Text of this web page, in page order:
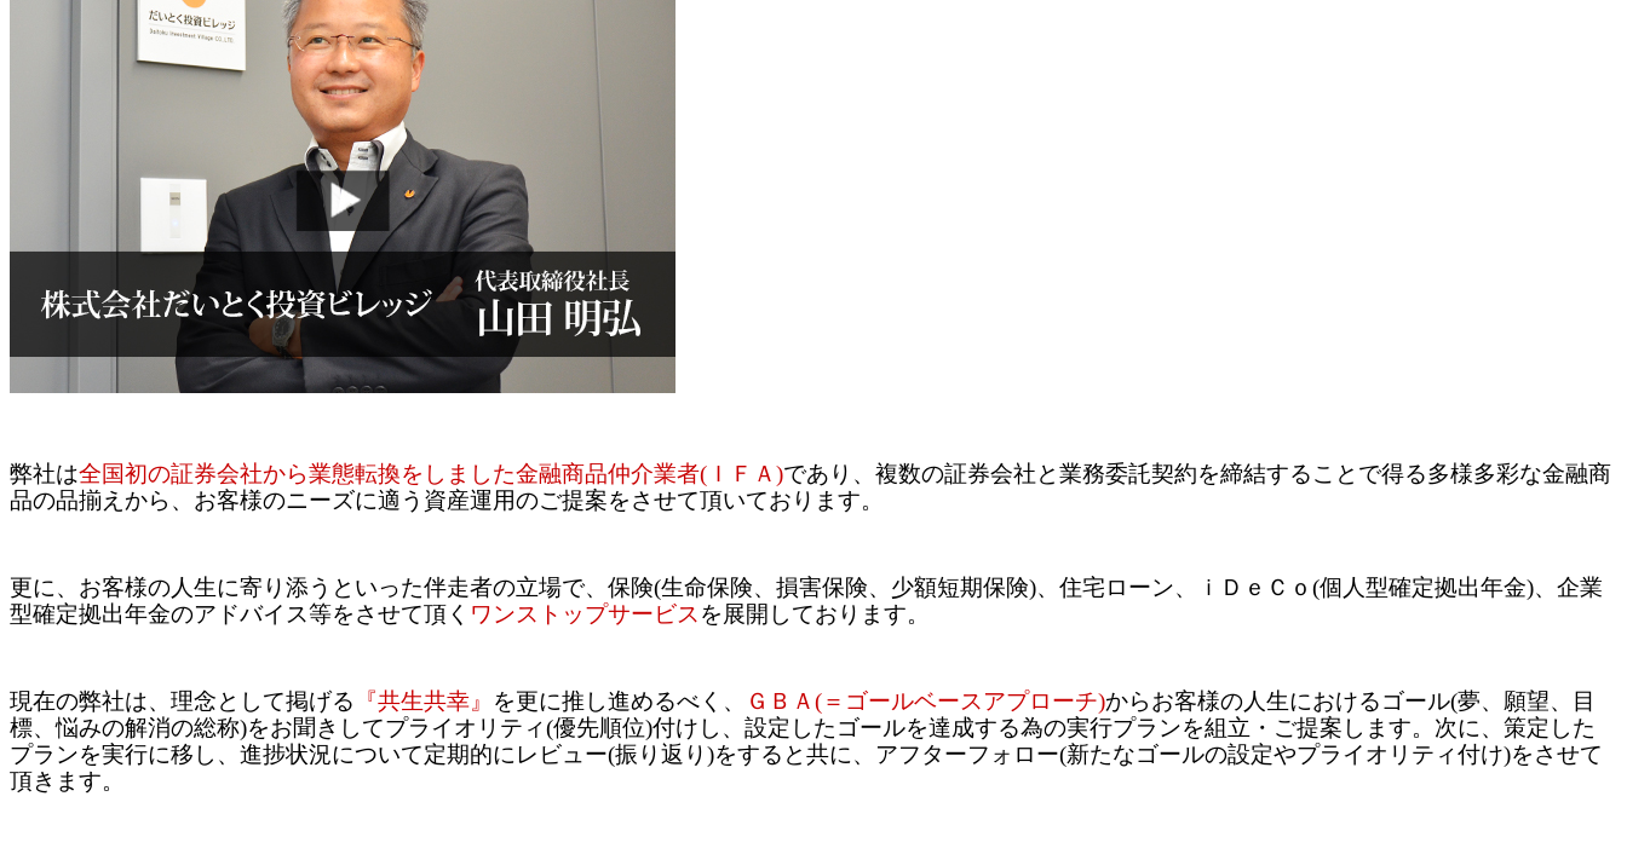
弊社は全国初の証券会社から業態転換をしました金融商品仲介業者(ＩＦＡ)であり、複数の証券会社と業務委託契約を締結することで得る多様多彩な金融商
品の品揃えから、お客様のニーズに適う資産運用のご提案をさせて頂いております。
更に、お客様の人生に寄り添うといった伴走者の立場で、保険(生命保険、損害保険、少額短期保険)、住宅ローン、ｉＤｅＣｏ(個人型確定拠出年金)、企業
型確定拠出年金のアドバイス等をさせて頂く ワンストップサービスを展開しております。
現在の弊社は、理念として掲げる 『共生共幸』 を更に推し進めるべく、 ＧＢＡ(＝ゴールベースアプローチ)からお客様の人生におけるゴール(夢、願望、目
標、悩みの解消の総称)をお聞きしてプライオリティ(優先順位)付けし、設定したゴールを達成する為の実行プランを組立・ご提案します。次に、策定した
プランを実行に移し、進捗状況について定期的にレビュー(振り返り)をすると共に、アフターフォロー(新たなゴールの設定やプライオリティ付け)をさせて
頂きます。